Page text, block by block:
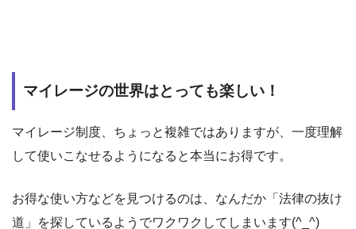
マイレージの世界はとっても楽しい！
マイレージ制度、ちょっと複雑ではありますが、一度理解
して使いこなせるようになると本当にお得です。
お得な使い方などを見つけるのは、なんだか「法律の抜け
道」を探しているようでワクワクしてしまいます(^_^)